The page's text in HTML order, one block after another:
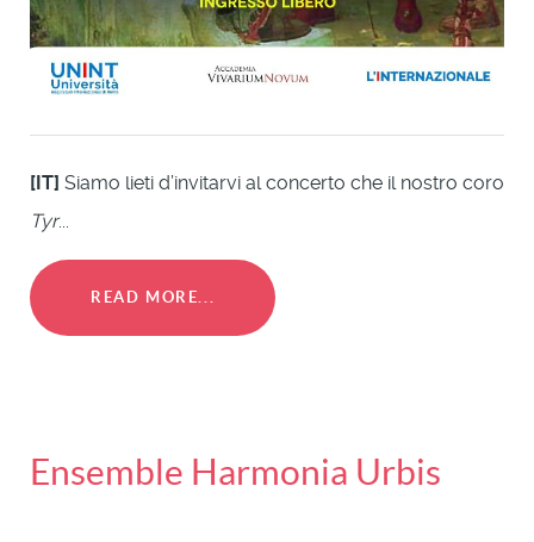
[IT] Siamo lieti d’invitarvi al concerto che il nostro coro
Tyr...
READ MORE...
Ensemble Harmonia Urbis